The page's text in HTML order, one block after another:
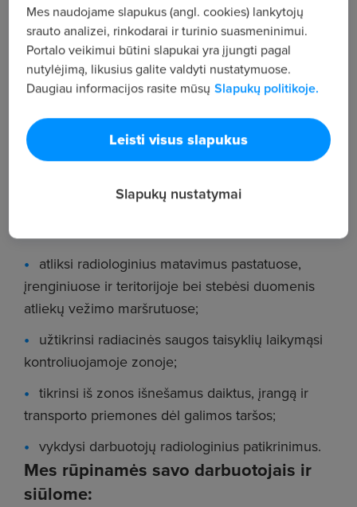
radiacinės saugos srityje;
bendrauji lietuvių kalba;
turi kompiuterinio raštingumo įgūdžius;
esi darbštus, pareigingas, atsakingas, moki
dirbti komandoje;
esi pasiruošęs atsakingai atlikti pavestas
geriausių rezultatų.
atliksi radiologinius matavimus pastatuose,
įrenginiuose ir teritorijoje bei stebėsi duomenis
atliekų vežimo maršrutuose;
užtikrinsi radiacinės saugos taisyklių laikymąsi
kontroliuojamoje zonoje;
tikrinsi iš zonos išnešamus daiktus, įrangą ir
transporto priemones dėl galimos taršos;
vykdysi darbuotojų radiologinius patikrinimus.
Mes rūpinamės savo darbuotojais ir
siūlome:
Mes naudojame slapukus (angl. cookies) lankytojų
srauto analizei, rinkodarai ir turinio suasmeninimui.
Portalo veikimui būtini slapukai yra įjungti pagal
nutylėjimą, likusius galite valdyti nustatymuose.
Daugiau informacijos rasite mūsų Slapukų politikoje.
Leisti visus slapukus
Slapukų nustatymai